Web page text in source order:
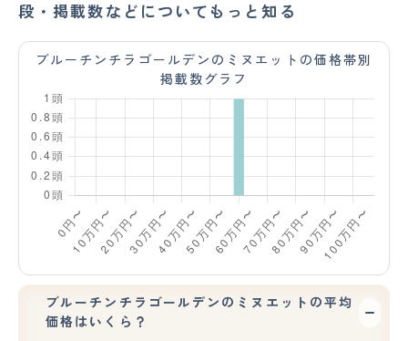
段・掲載数などについてもっと知る
ブルーチンチラゴールデンのミヌエットの価格帯別
掲載数グラフ
ブルーチンチラゴールデンのミヌエットの平均
価格はいくら？